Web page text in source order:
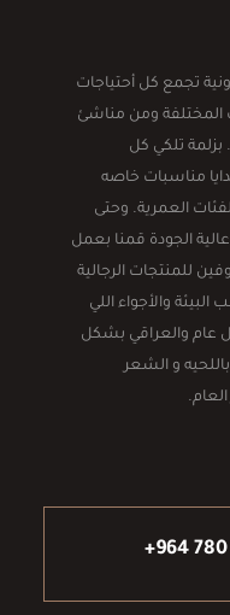
تجمع كل أحتياجات
المختلفة ومن مناشئ
بزلمة تلكي كل
مناسبات خاصه
العمرية. وحتى
الجودة قمنا بعمل
للمنتجات الرجالية
والأجواء اللي
عام والعراقي بشكل
و الشعر
+964